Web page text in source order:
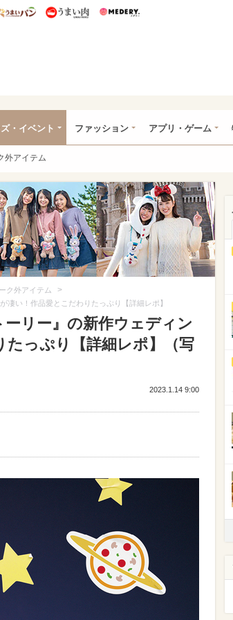
特集
まいめし うまいパン うまい肉
・イベント ファッション アプリ・ゲーム
外アイテム
ク外アイテム >
凄い！作品愛とこだわりたっぷり【詳細レポ】
ーリー』の新作ウェディン
っぷり【詳細レポ】（写
2023.1.14 9:00